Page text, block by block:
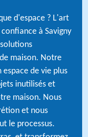
d'espace ? L'art
à Savigny
maison. Notre
de vie plus
inutilisés et
maison. Nous
et nous
le processus.